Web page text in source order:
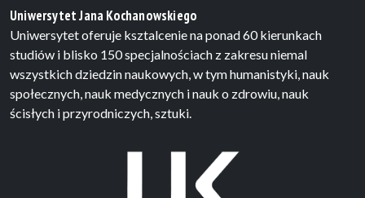
Uniwersytet Jana Kochanowskiego
Uniwersytet oferuje ksztalcenie na ponad 60 kierunkach
studiów i blisko 150 specjalnościach z zakresu niemal
wszystkich dziedzin naukowych, w tym humanistyki, nauk
społecznych, nauk medycznych i nauk o zdrowiu, nauk
ścisłych i przyrodniczych, sztuki.